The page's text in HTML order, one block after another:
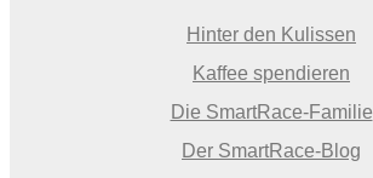
Hinter den Kulissen
Kaffee spendieren
Die SmartRace-Familie
Der SmartRace-Blog